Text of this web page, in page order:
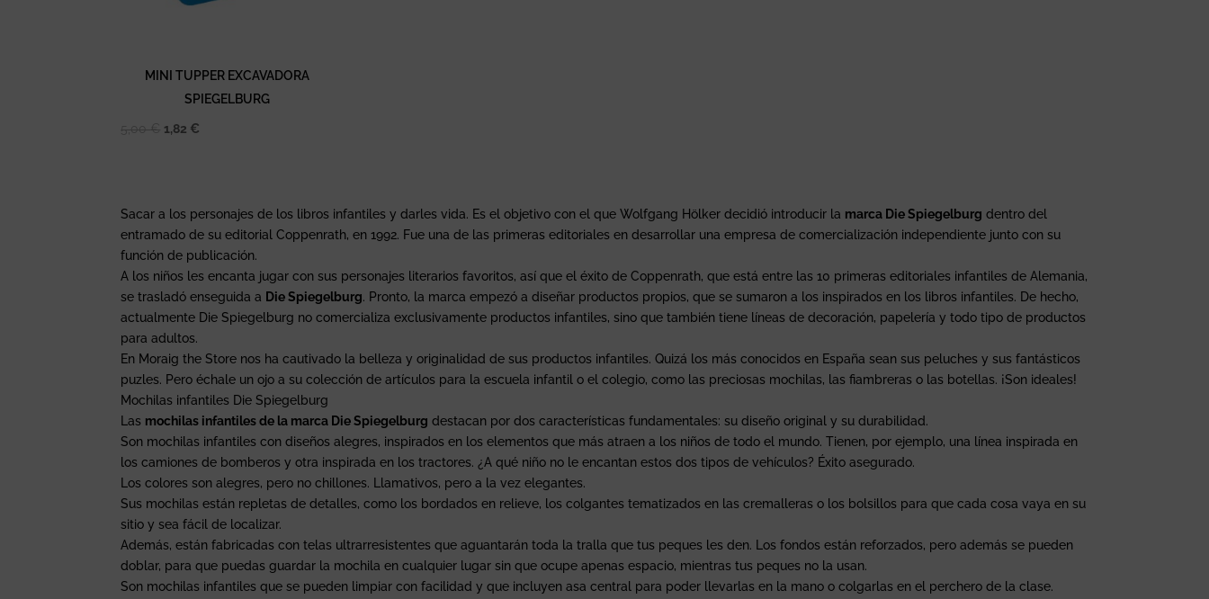
MINI TUPPER EXCAVADORA
SPIEGELBURG
El
5,00 €.
1,82 €
1,82 €.
Sacar a los personajes de los libros infantiles y darles vida. Es el objetivo con el que Wolfgang Hölker decidió introducir la marca Die Spiegelburg dentro del
entramado de su editorial Coppenrath, en 1992. Fue una de las primeras editoriales en desarrollar una empresa de comercialización independiente junto con su
función de publicación.
A los niños les encanta jugar con sus personajes literarios favoritos, así que el éxito de Coppenrath, que está entre las 10 primeras editoriales infantiles de Alemania,
se trasladó enseguida a Die Spiegelburg. Pronto, la marca empezó a diseñar productos propios, que se sumaron a los inspirados en los libros infantiles. De hecho,
actualmente Die Spiegelburg no comercializa exclusivamente productos infantiles, sino que también tiene líneas de decoración, papelería y todo tipo de productos
para adultos.
En Moraig the Store nos ha cautivado la belleza y originalidad de sus productos infantiles. Quizá los más conocidos en España sean sus peluches y sus fantásticos
puzles. Pero échale un ojo a su colección de artículos para la escuela infantil o el colegio, como las preciosas mochilas, las fiambreras o las botellas. ¡Son ideales!
Mochilas infantiles Die Spiegelburg
Las mochilas infantiles de la marca Die Spiegelburg destacan por dos características fundamentales: su diseño original y su durabilidad.
Son mochilas infantiles con diseños alegres, inspirados en los elementos que más atraen a los niños de todo el mundo. Tienen, por ejemplo, una línea inspirada en
los camiones de bomberos y otra inspirada en los tractores. ¿A qué niño no le encantan estos dos tipos de vehículos? Éxito asegurado.
Los colores son alegres, pero no chillones. Llamativos, pero a la vez elegantes.
Sus mochilas están repletas de detalles, como los bordados en relieve, los colgantes tematizados en las cremalleras o los bolsillos para que cada cosa vaya en su
sitio y sea fácil de localizar.
Además, están fabricadas con telas ultrarresistentes que aguantarán toda la tralla que tus peques les den. Los fondos están reforzados, pero además se pueden
doblar, para que puedas guardar la mochila en cualquier lugar sin que ocupe apenas espacio, mientras tus peques no la usan.
Son mochilas infantiles que se pueden limpiar con facilidad y que incluyen asa central para poder llevarlas en la mano o colgarlas en el perchero de la clase.